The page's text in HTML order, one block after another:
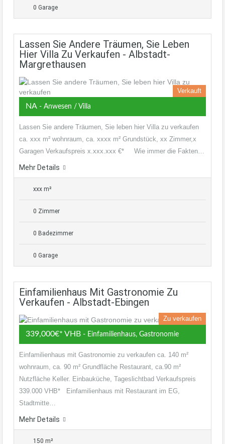
0 Garage
Lassen Sie Andere Träumen, Sie Leben
Hier Villa Zu Verkaufen - Albstadt-
Margrethausen
Verkauft
NA - Anwesen / Villa
Lassen Sie andere Träumen, Sie leben hier Villa zu verkaufen
ca. xxx m² wohnraum, ca. xxxx m² Grundstück, xx Zimmer,x
Garagen Verkaufspreis x.xxx.xxx €* Wie immer die Fakten…
Mehr Details
xxx m²
0 Zimmer
0 Badezimmer
0 Garage
Einfamilienhaus Mit Gastronomie Zu
Verkaufen - Albstadt-Ebingen
Zu verkaufen
339,000€* VHB - Einfamilienhaus, Gastronomie
Einfamilienhaus mit Gastronomie zu verkaufen ca. 140 m²
wohnraum, ca. 90 m² Grundfläche Restaurant, ca.90 m²
Nutzfläche Keller. Einbauküche, Tageslichtbad Verkaufspreis
339.000 VHB* Einfamilienhaus mit Restaurant im EG,
Stadtmitte…
Mehr Details
150 m²